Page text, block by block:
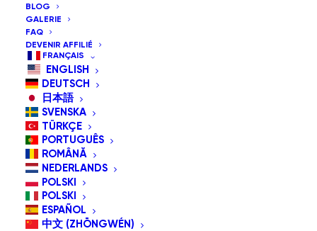
BLOG
GALERIE
FAQ
DEVENIR AFFILIÉ
FRANÇAIS
ENGLISH
DEUTSCH
日本語
SVENSKA
TÜRKÇE
PORTUGUÊS
ROMÂNĂ
NEDERLANDS
POLSKI
POLSKI
ESPAÑOL
中文 (ZHŌNGWÉN)
Tri du plus récent au plus ancien